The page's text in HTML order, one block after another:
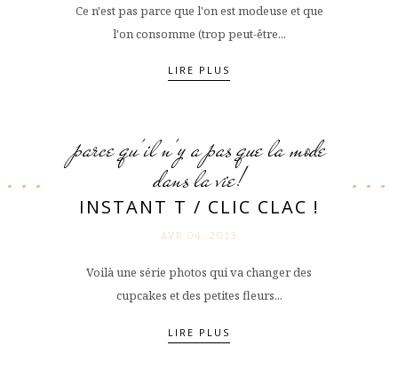
Ce n'est pas parce que l'on est modeuse et que
l'on consomme (trop peut-être...
LIRE PLUS
parce qu'il n'y a pas que la mode
dans la vie!
INSTANT T / CLIC CLAC !
AVR 04. 2013
Voilà une série photos qui va changer des
cupcakes et des petites fleurs...
LIRE PLUS